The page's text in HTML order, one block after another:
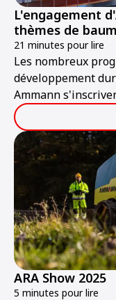
L'engagement
thèmes de
21 minutes pour lire
Les nombreux
développement
Ammann
bauma 2025, qui
ARA Show 2025
5 minutes pour lire